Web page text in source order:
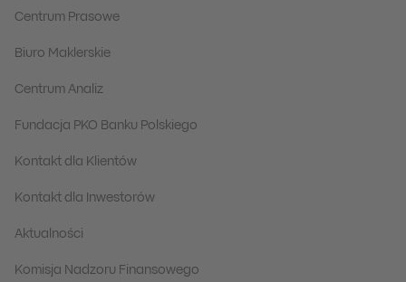
Centrum Prasowe
Biuro Maklerskie
Centrum Analiz
Fundacja PKO Banku Polskiego
Kontakt dla Klientów
Kontakt dla Inwestorów
Aktualności
Komisja Nadzoru Finansowego